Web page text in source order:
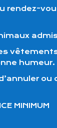
rendez-
humeur.
MINIMUM